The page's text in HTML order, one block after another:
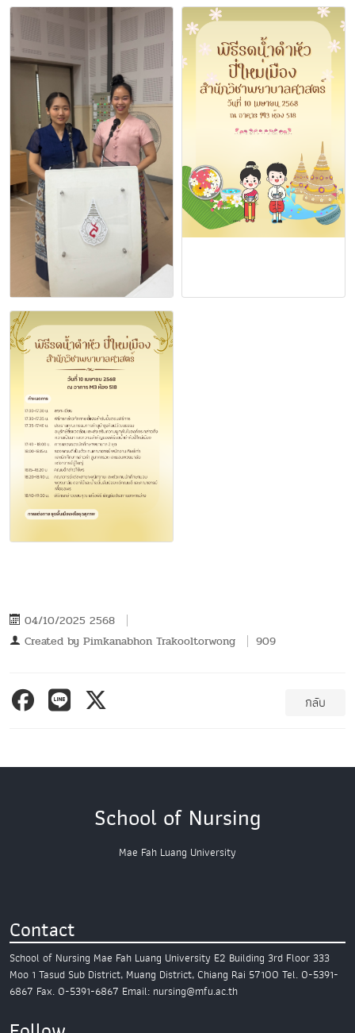
04/10/2025 2568
Created by Pimkanabhon Trakooltorwong 909
กลับ
School of Nursing
Mae Fah Luang University
Contact
School of Nursing Mae Fah Luang University E2 Building 3rd Floor 333
Moo 1 Tasud Sub District, Muang District, Chiang Rai 57100 Tel. 0-5391-
6867 Fax. 0-5391-6867 Email: nursing@mfu.ac.th